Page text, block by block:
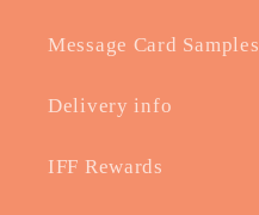
Message Card Samples
Delivery info
IFF Rewards